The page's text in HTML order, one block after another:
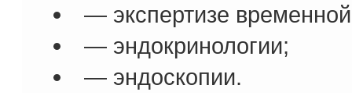
— экспертизе
— эндокринологии;
— эндоскопии.